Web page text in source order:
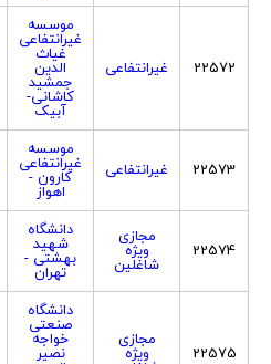
22572 غیرانتفاعی
موسسه
غیرانتفاعی
غیاث
الدین
جمشید
کاشانی-
آبیک
22573 غیرانتفاعی
موسسه
غیرانتفاعی
کارون -
اهواز
22574
مجازی
ویژه
شاغلین
دانشگاه
شهید
بهشتی -
تهران
22575
مجازی
ویژه
دانشگاه
صنعتی
خواجه
نصیر